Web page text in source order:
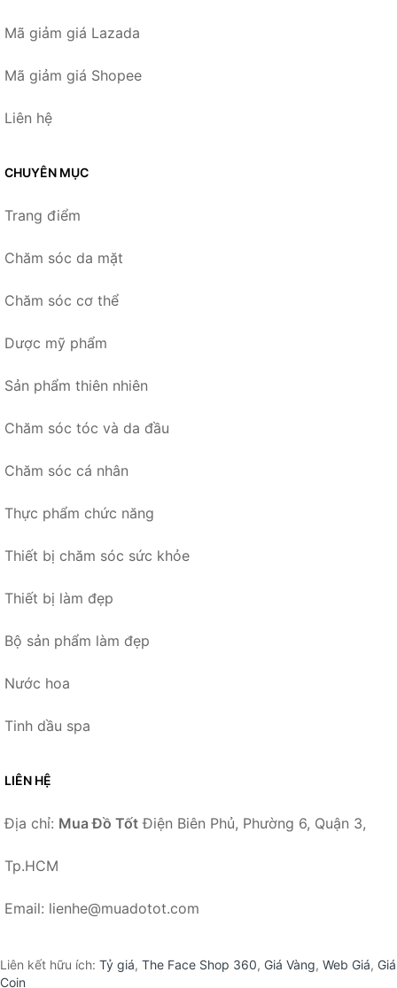
Mã giảm giá Lazada
Mã giảm giá Shopee
Liên hệ
CHUYÊN MỤC
Trang điểm
Chăm sóc da mặt
Chăm sóc cơ thể
Dược mỹ phẩm
Sản phẩm thiên nhiên
Chăm sóc tóc và da đầu
Chăm sóc cá nhân
Thực phẩm chức năng
Thiết bị chăm sóc sức khỏe
Thiết bị làm đẹp
Bộ sản phẩm làm đẹp
Nước hoa
Tinh dầu spa
LIÊN HỆ
Địa chỉ: Mua Đồ Tốt Điện Biên Phủ, Phường 6, Quận 3,
Tp.HCM
Email: lienhe@muadotot.com
Liên kết hữu ích: Tỷ giá, The Face Shop 360, Giá Vàng, Web Giá, Giá
Coin